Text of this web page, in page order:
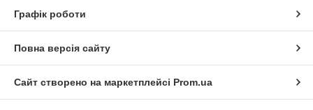
Графік роботи
Повна версія сайту
Сайт створено на маркетплейсі Prom.ua